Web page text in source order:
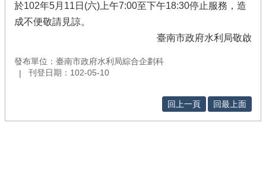
於102年5月11日(六)上午7:00至下午18:30停止服務，造
成不便敬請見諒。
臺南市政府水利局敬啟
發布單位：臺南市政府水利局綜合企劃科
刊登日期：102-05-10
回上一頁 回最上面